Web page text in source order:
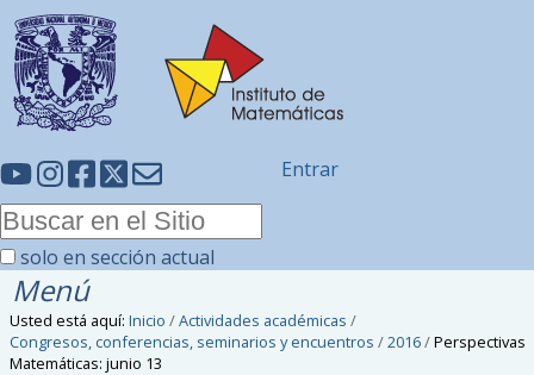
solo en sección actual
Entrar
Menú
Usted está aquí: Inicio /Actividades académicas /
Congresos, conferencias, seminarios y encuentros /2016/Perspectivas
Matemáticas: junio 13